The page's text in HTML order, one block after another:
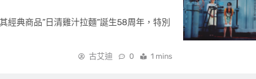
經典商品”日清雞汁拉麵”誕生58周年，特別
古艾迪 0 1 mins